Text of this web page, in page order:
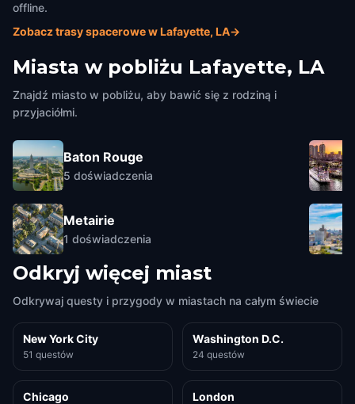
offline.
Zobacz trasy spacerowe w Lafayette, LA→
Miasta w pobliżu Lafayette, LA
Znajdź miasto w pobliżu, aby bawić się z rodziną i
przyjaciółmi.
Baton Rouge
5 doświadczenia
Metairie
1 doświadczenia
Odkryj więcej miast
Odkrywaj questy i przygody w miastach na całym świecie
New York City
51 questów
Washington D.C.
24 questów
Chicago London